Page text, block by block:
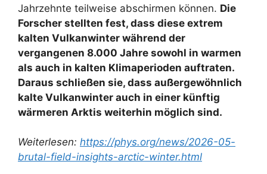
Jahrzehnte teilweise abschirmen können. Die
Forscher stellten fest, dass diese extrem
kalten Vulkanwinter während der
vergangenen 8.000 Jahre sowohl in warmen
als auch in kalten Klimaperioden auftraten.
Daraus schließen sie, dass außergewöhnlich
kalte Vulkanwinter auch in einer künftig
wärmeren Arktis weiterhin möglich sind.
Weiterlesen: https://phys.org/news/2026-05-
brutal-field-insights-arctic-winter.html